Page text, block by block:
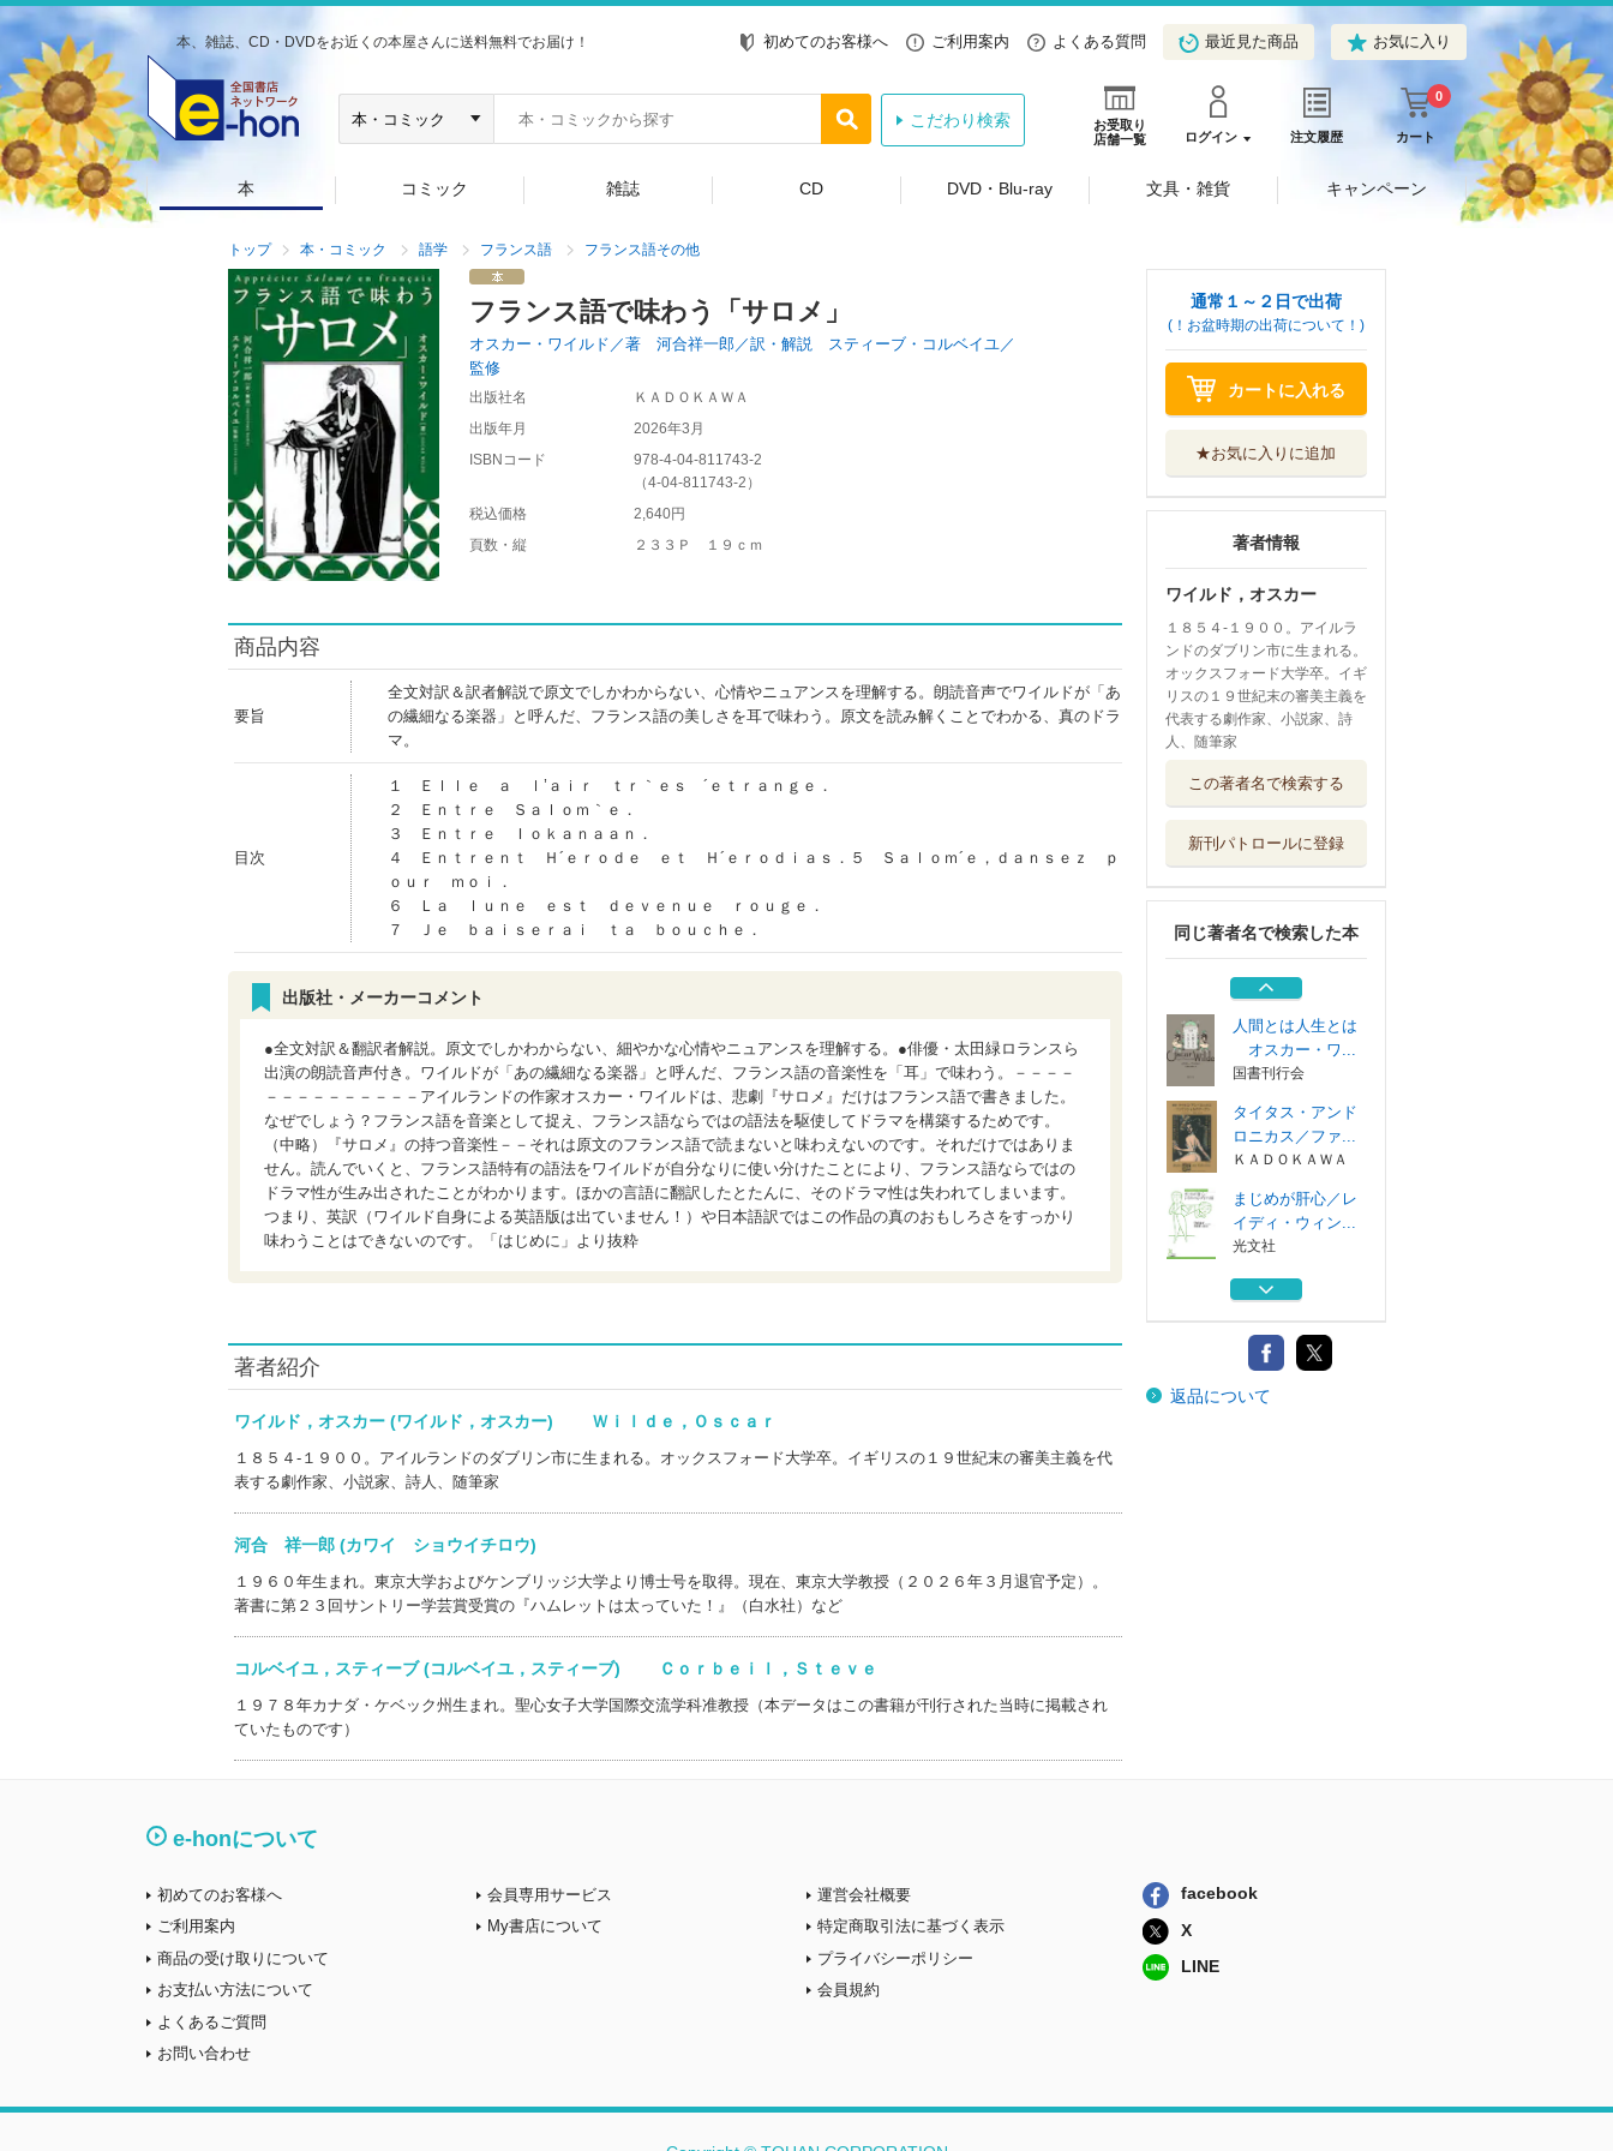
本、雑誌、CD・DVDをお近くの本屋さんに送料無料でお届け！ 初めてのお客様へ ご利用案内 よくある質問 最近見た商品 お気に入り
お受取り
店舗一覧
ログイン 注文履歴 カート
0
こだわり検索
本 コミック 雑誌 CD DVD・Blu-ray 文具・雑貨 キャンペーン
トップ 本・コミック 語学 フランス語 フランス語その他
フランス語で味わう「サロメ」
オスカー・ワイルド／著 河合祥一郎／訳・解説 スティーブ・コルベイユ／
監修
出版社名
ＫＡＤＯＫＡＷＡ
出版年月
2026年3月
ISBNコード
978-4-04-811743-2
（4-04-811743-2 ）
税込価格
2,640円
頁数・縦
２３３Ｐ １９ｃｍ
商品内容
要旨
全文対訳＆訳者解説で原文でしかわからない、心情やニュアンスを理解する。朗読音声でワイルドが「あ
の繊細なる楽器」と呼んだ、フランス語の美しさを耳で味わう。原文を読み解くことでわかる、真のドラ
マ。
目次
１ Ｅｌｌｅ ａ ｌ’ａｉｒ ｔｒ｀ｅｓ ´ｅｔｒａｎｇｅ．
２ Ｅｎｔｒｅ Ｓａｌｏｍ｀ｅ．
３ Ｅｎｔｒｅ Ｉｏｋａｎａａｎ．
４ Ｅｎｔｒｅｎｔ Ｈ´ｅｒｏｄｅ ｅｔ Ｈ´ｅｒｏｄｉａｓ．５ Ｓａｌｏｍ´ｅ，ｄａｎｓｅｚ ｐ
ｏｕｒ ｍｏｉ．
６ Ｌａ ｌｕｎｅ ｅｓｔ ｄｅｖｅｎｕｅ ｒｏｕｇｅ．
７ Ｊｅ ｂａｉｓｅｒａｉ ｔａ ｂｏｕｃｈｅ．
出版社・メーカーコメント
●全文対訳＆翻訳者解説。原文でしかわからない、細やかな心情やニュアンスを理解する。●俳優・太田緑ロランスら
出演の朗読音声付き。ワイルドが「あの繊細なる楽器」と呼んだ、フランス語の音楽性を「耳」で味わう。－－－－
－－－－－－－－－－アイルランドの作家オスカー・ワイルドは、悲劇『サロメ』だけはフランス語で書きました。
なぜでしょう？フランス語を音楽として捉え、フランス語ならではの語法を駆使してドラマを構築するためです。
（中略）『サロメ』の持つ音楽性－－それは原文のフランス語で読まないと味わえないのです。それだけではありま
せん。読んでいくと、フランス語特有の語法をワイルドが自分なりに使い分けたことにより、フランス語ならではの
ドラマ性が生み出されたことがわかります。ほかの言語に翻訳したとたんに、そのドラマ性は失われてしまいます。
つまり、英訳（ワイルド自身による英語版は出ていません！）や日本語訳ではこの作品の真のおもしろさをすっかり
味わうことはできないのです。「はじめに」より抜粋
著者紹介
ワイルド，オスカー (ワイルド，オスカー) Ｗｉｌｄｅ，Ｏｓｃａｒ
１８５４‐１９００。アイルランドのダブリン市に生まれる。オックスフォード大学卒。イギリスの１９世紀末の審美主義を代
表する劇作家、小説家、詩人、随筆家
河合 祥一郎 (カワイ ショウイチロウ)
１９６０年生まれ。東京大学およびケンブリッジ大学より博士号を取得。現在、東京大学教授（２０２６年３月退官予定）。
著書に第２３回サントリー学芸賞受賞の『ハムレットは太っていた！』（白水社）など
コルベイユ，スティーブ (コルベイユ，スティーブ) Ｃｏｒｂｅｉｌ，Ｓｔｅｖｅ
１９７８年カナダ・ケベック州生まれ。聖心女子大学国際交流学科准教授（本データはこの書籍が刊行された当時に掲載され
ていたものです）
通常１～２日で出荷
(！お盆時期の出荷について！)
カートに入れる
★お気に入りに追加
著者情報
ワイルド，オスカー
１８５４‐１９００。アイルラ
ンドのダブリン市に生まれる。
オックスフォード大学卒。イギ
リスの１９世紀末の審美主義を
代表する劇作家、小説家、詩
人、随筆家
この著者名で検索する
新刊パトロールに登録
同じ著者名で検索した本
イディ・ウィン...
こうふくなおうじ
冬物語／シンベリ
ン 新訳
ＫＡＤＯＫＡＷＡ
人間とは人生とは
オスカー・ワ...
国書刊行会
タイタス・アンド
ロニカス／ファ...
ＫＡＤＯＫＡＷＡ
まじめが肝心／レ
イディ・ウィン...
光文社
こうふくなおうじ
冬物語／シンベリ
ン 新訳
返品について
e-honについて
初めてのお客様へ
ご利用案内
商品の受け取りについて
お支払い方法について
よくあるご質問
お問い合わせ
会員専用サービス
My書店について
運営会社概要
特定商取引法に基づく表示
プライバシーポリシー
会員規約
facebook
X
LINE